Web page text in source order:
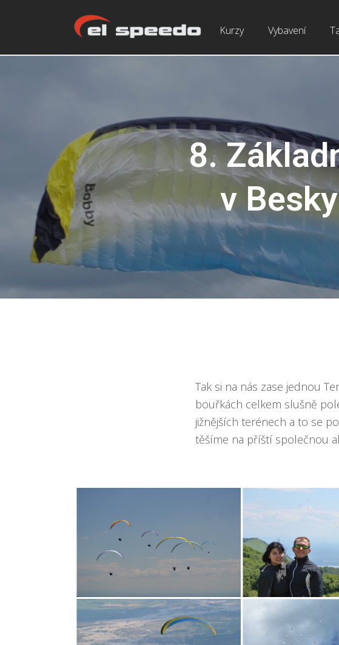
Kurzy Vybavení
8.
v
Tak si na nás zase jednou
bouřkách celkem slušně
jižnějších terénech a to se
těšíme na příští společnou